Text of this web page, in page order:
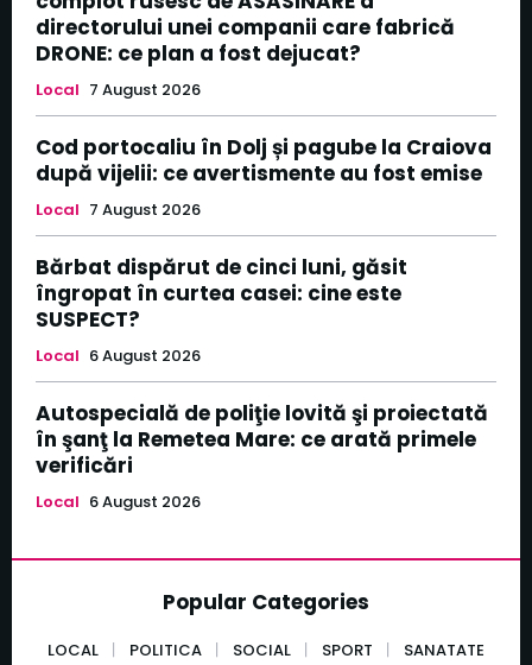
directorului unei companii care fabrică
DRONE: ce plan a fost dejucat?
Local 7 August 2026
Cod portocaliu în Dolj și pagube la Craiova
după vijelii: ce avertismente au fost emise
Local 7 August 2026
Bărbat dispărut de cinci luni, găsit
îngropat în curtea casei: cine este
SUSPECT?
Local 6 August 2026
Autospecială de poliţie lovită şi proiectată
în şanţ la Remetea Mare: ce arată primele
verificări
Local 6 August 2026
Popular Categories
LOCAL POLITICA SOCIAL SPORT
SANATATE